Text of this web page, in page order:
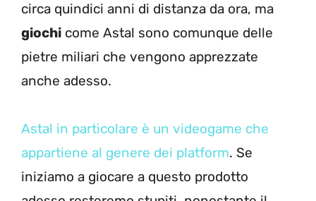
circa quindici anni di distanza da ora, ma
giochi come Astal sono comunque delle
pietre miliari che vengono apprezzate
anche adesso.
Astal in particolare è un videogame che
appartiene al genere dei platform. Se
iniziamo a giocare a questo prodotto